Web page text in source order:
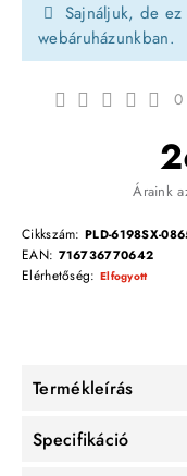
Sajnáljuk, de
webáruházunkban.
0
Áraink
Cikkszám: PLD-6198SX-
EAN: 716736770642
Elérhetőség: Elfogyott
Termékleírás
Specifikáció